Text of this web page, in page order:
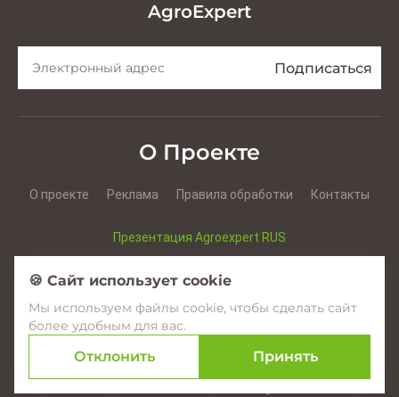
AgroExpert
О Проекте
О проекте Реклама Правила обработки Контакты
Презентация Agroexpert RUS
Facebook YouTube Instagram
© 2017–2026 Agroexpert.md
🍪 Сайт использует cookie
Мы используем файлы cookie, чтобы сделать сайт
более удобным для вас.
Отклонить Принять